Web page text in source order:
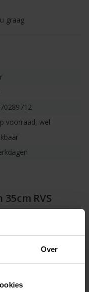
Over
graag
voorraad, wel
RVS
Kesper.
duurzame
eenvoudig,
Door het open